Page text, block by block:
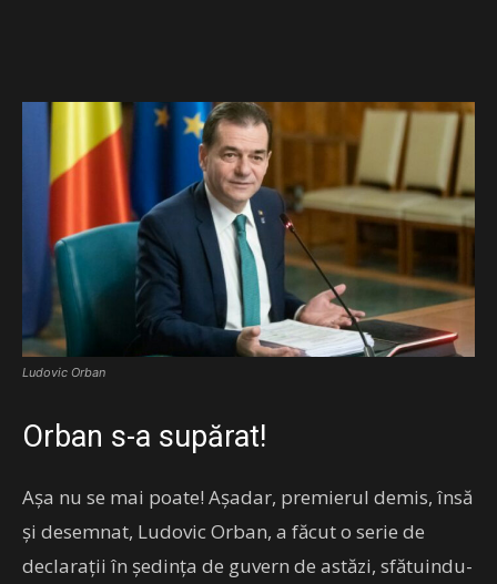
Ludovic Orban
Orban s-a supărat!
Așa nu se mai poate! Așadar, premierul demis, însă
și desemnat, Ludovic Orban, a făcut o serie de
declarații în ședința de guvern de astăzi, sfătuindu-